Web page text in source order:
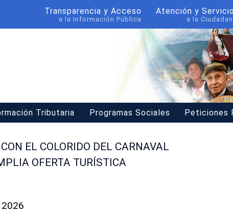
Transparencia y Acceso
a la Información Pública
Atención y
a la
Tributaria Programas Sociales Peticiones
EL COLORIDO DEL CARNAVAL
OFERTA TURÍSTICA